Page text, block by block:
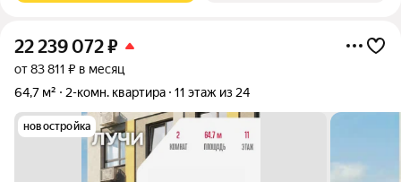
22 239 072₽
от 83 811 ₽ в месяц
64,7 м²
2-комн. квартира 11 этаж из 24
новостройка